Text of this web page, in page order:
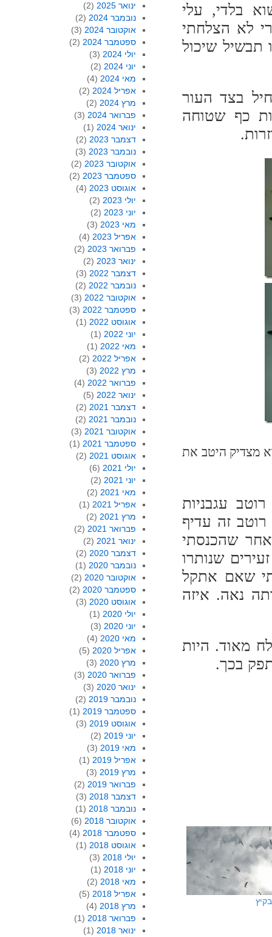
בלדי, עלי
לא הצלחתי
תבשיל שיכול
בצד העור
כף שטוחה
מצדיק היטב את
עגבניות
זה עדיף
שהכנסתי
שנותרו
שאם אתקל
נאה. איזה
מאוד. היות
בכך.
ינואר 2025
(2)
נובמבר 2024
(2)
אוקטובר 2024
(3)
ספטמבר 2024
(2)
יולי 2024
(3)
יוני 2024
(2)
מאי 2024
(4)
אפריל 2024
(2)
מרץ 2024
(2)
פברואר 2024
(3)
ינואר 2024
(1)
דצמבר 2023
(2)
נובמבר 2023
(3)
אוקטובר 2023
(2)
ספטמבר 2023
(2)
אוגוסט 2023
(4)
יולי 2023
(2)
יוני 2023
(2)
מאי 2023
(3)
אפריל 2023
(4)
פברואר 2023
(2)
ינואר 2023
(2)
דצמבר 2022
(3)
נובמבר 2022
(2)
אוקטובר 2022
(3)
ספטמבר 2022
(3)
אוגוסט 2022
(1)
יוני 2022
(1)
מאי 2022
(1)
אפריל 2022
(2)
מרץ 2022
(3)
פברואר 2022
(4)
ינואר 2022
(5)
דצמבר 2021
(2)
נובמבר 2021
(2)
אוקטובר 2021
(3)
ספטמבר 2021
(1)
אוגוסט 2021
(2)
יולי 2021
(6)
יוני 2021
(2)
מאי 2021
(2)
אפריל 2021
(1)
מרץ 2021
(2)
פברואר 2021
(2)
ינואר 2021
(2)
דצמבר 2020
(2)
נובמבר 2020
(1)
אוקטובר 2020
(2)
ספטמבר 2020
(2)
אוגוסט 2020
(3)
יולי 2020
(1)
יוני 2020
(3)
מאי 2020
(4)
אפריל 2020
(5)
מרץ 2020
(3)
פברואר 2020
(3)
ינואר 2020
(3)
נובמבר 2019
(2)
ספטמבר 2019
(1)
אוגוסט 2019
(3)
יוני 2019
(2)
מאי 2019
(3)
אפריל 2019
(1)
מרץ 2019
(3)
פברואר 2019
(2)
דצמבר 2018
(3)
נובמבר 2018
(1)
אוקטובר 2018
(6)
ספטמבר 2018
(4)
אוגוסט 2018
(1)
יולי 2018
(3)
יוני 2018
(1)
מאי 2018
(2)
אפריל 2018
(5)
מרץ 2018
(4)
פברואר 2018
(1)
ינואר 2018
(1)